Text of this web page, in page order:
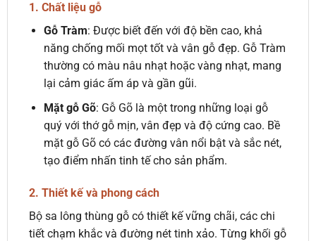
1. Chất liệu gỗ
Gỗ Tràm: Được biết đến với độ bền cao, khả
năng chống mối mọt tốt và vân gỗ đẹp. Gỗ Tràm
thường có màu nâu nhạt hoặc vàng nhạt, mang
lại cảm giác ấm áp và gần gũi.
Mặt gỗ Gõ: Gỗ Gõ là một trong những loại gỗ
quý với thớ gỗ mịn, vân đẹp và độ cứng cao. Bề
mặt gỗ Gõ có các đường vân nổi bật và sắc nét,
tạo điểm nhấn tinh tế cho sản phẩm.
2. Thiết kế và phong cách
Bộ sa lông thùng gỗ có thiết kế vững chãi, các chi
tiết chạm khắc và đường nét tinh xảo. Từng khối gỗ